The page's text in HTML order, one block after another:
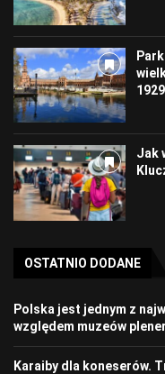
Jak
OSTATNIO DODANE
Polska jest jednym z
względem muzeów
Karaiby dla koneserów.